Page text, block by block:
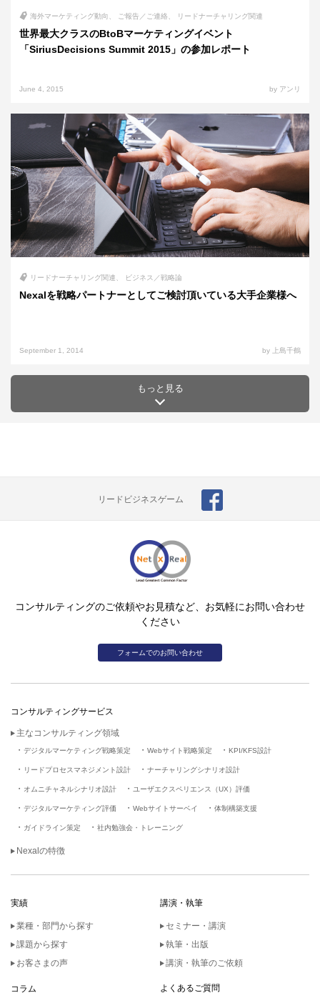
海外マーケティング動向 ご報告／ご連絡 リードナーチャリング関連
世界最大クラスのBtoBマーケティングイベント
「SiriusDecisions Summit 2015」の参加レポート
June 4, 2015 by アンリ
リードナーチャリング関連 ビジネス／戦略論
Nexalを戦略パートナーとしてご検討頂いている大手企業様へ
September 1, 2014 by 上島千鶴
もっと見る
リードビジネスゲーム
コンサルティングのご依頼やお見積など、お気軽にお問い合わせ
ください
フォームでのお問い合わせ
コンサルティングサービス
主なコンサルティング領域
デジタルマーケティング戦略策定 Webサイト戦略策定 KPI/KFS設計
リードプロセスマネジメント設計 ナーチャリングシナリオ設計
オムニチャネルシナリオ設計 ユーザエクスペリエンス（UX）評価
デジタルマーケティング評価 Webサイトサーベイ 体制構築支援
ガイドライン策定 社内勉強会・トレーニング
Nexalの特徴
実績
業種・部門から探す
課題から探す
お客さまの声
講演・執筆
セミナー・講演
執筆・出版
講演・執筆のご依頼
コラム よくあるご質問